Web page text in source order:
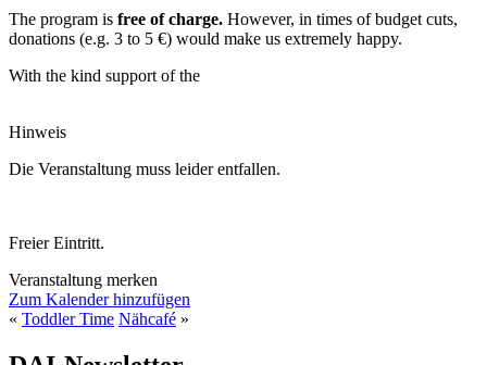
The program is free of charge. However, in times of budget cuts,
donations (e.g. 3 to 5 €) would make us extremely happy.
With the kind support of the
Hinweis
Die Veranstaltung muss leider entfallen.
Freier Eintritt.
Veranstaltung merken
Zum Kalender hinzufügen
« Toddler Time Nähcafé »